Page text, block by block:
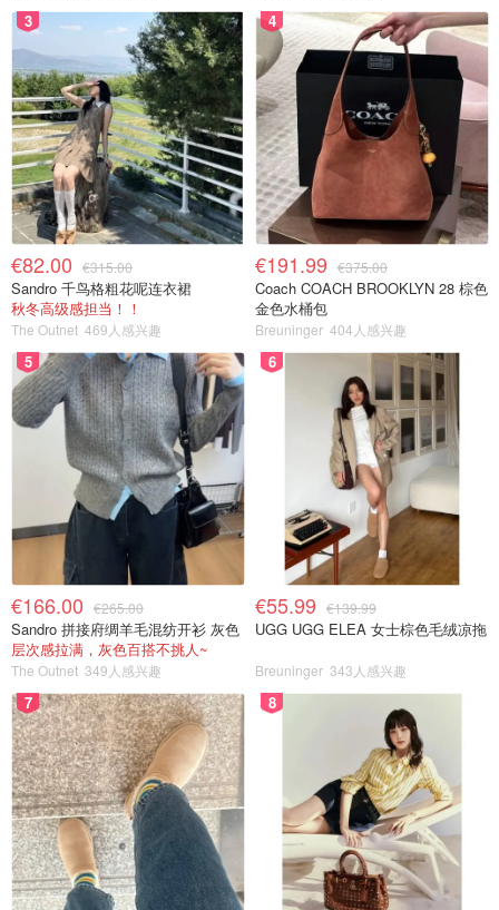
3
€82.00 €315.00
Sandro 千鸟格粗花呢连衣裙
秋冬高级感担当！！
The Outnet 469人感兴趣
4
€191.99 €375.00
Coach COACH BROOKLYN 28 棕色
金色水桶包
Breuninger 404人感兴趣
5
€166.00 €265.00
Sandro 拼接府绸羊毛混纺开衫 灰色
层次感拉满，灰色百搭不挑人~
The Outnet 349人感兴趣
6
€55.99 €139.99
UGG UGG ELEA 女士棕色毛绒凉拖
Breuninger 343人感兴趣
7 8